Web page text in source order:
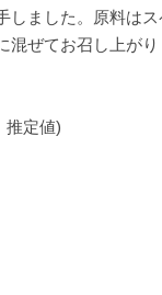
しました。原料は
混ぜてお召し上がり
定値)